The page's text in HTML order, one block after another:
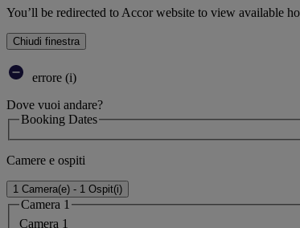
You’ll be redirected to Accor website to view available
Chiudi finestra
errore (i)
Dove vuoi andare?
Booking Dates
Camere e ospiti
1 Camera(e) - 1 Ospit(i)
Camera 1
Camera 1